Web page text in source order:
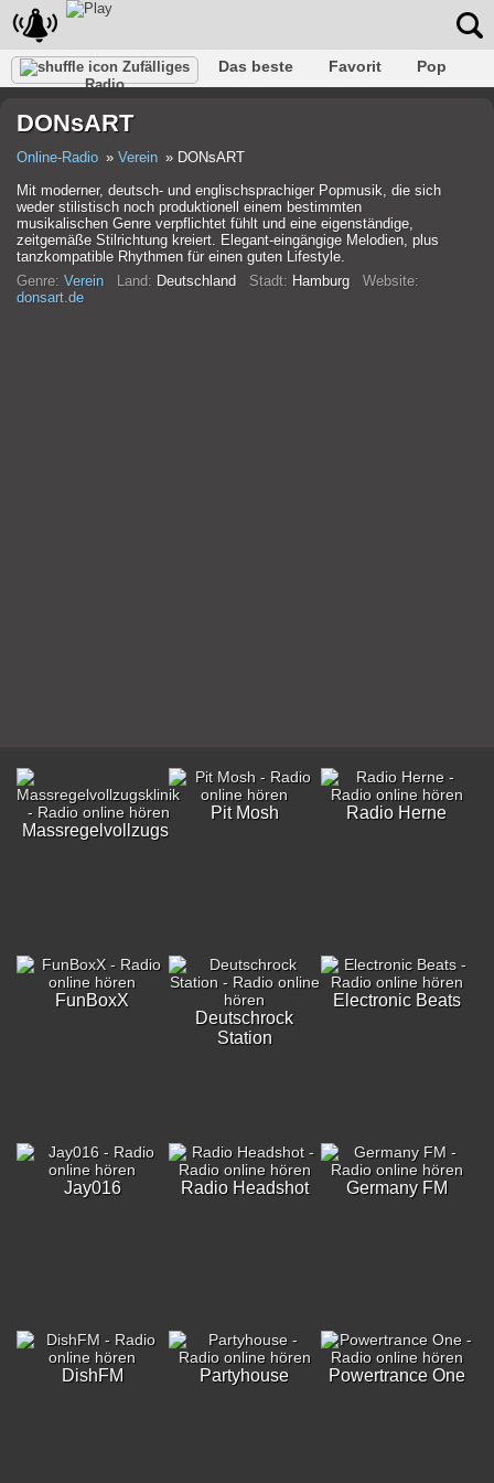
Zufälliges
Radio
Das beste Favorit
Pop
Rap
Trans
DONsART
Online-Radio Verein
DONsART
Mit moderner, deutsch- und englischsprachiger Popmusik, die sich
weder stilistisch noch produktionell einem bestimmten
musikalischen Genre verpflichtet fühlt und eine eigenständige,
zeitgemäße Stilrichtung kreiert. Elegant-eingängige Melodien, plus
tanzkompatible Rhythmen für einen guten Lifestyle.
Genre: Verein Land: Deutschland Stadt: Hamburg Website:
donsart.de
Massregelvollzugsklinik
Pit Mosh Radio Herne
FunBoxX
Deutschrock
Station
Electronic Beats
Jay016 Radio Headshot Germany FM
DishFM Partyhouse Powertrance One